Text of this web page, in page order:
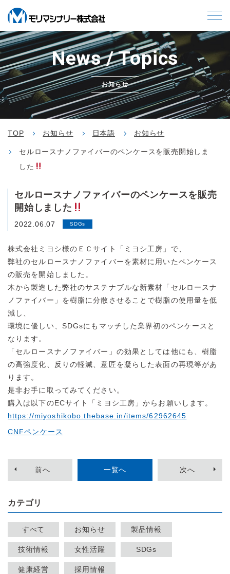
News / Topics
お知らせ
TOP お知らせ 日本語 お知らせ
セルロースナノファイバーのペンケースを販売開始しま
した
セルロースナノファイバーのペンケースを販売
開始しました
2022.06.07 SDGs
株式会社ミヨシ様のＥＣサイト「ミヨシ工房」で、
弊社のセルロースナノファイバーを素材に用いたペンケース
の販売を開始しました。
木から製造した弊社のサステナブルな新素材「セルロースナ
ノファイバー」を樹脂に分散させることで樹脂の使用量を低
減し、
環境に優しい、SDGsにもマッチした業界初のペンケースと
なります。
「セルロースナノファイバー」の効果としては他にも、樹脂
の高強度化、反りの軽減、意匠を凝らした表面の再現等があ
ります。
是非お手に取ってみてください。
購入は以下のECサイト「ミヨシ工房」からお願いします。
https://miyoshikobo.thebase.in/items/62962645
CNFペンケース
前へ 一覧へ 次へ
カテゴリ
すべて お知らせ 製品情報
技術情報 女性活躍 SDGs
健康経営 採用情報